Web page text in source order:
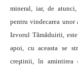
mineral, iar, de
pentru vindecarea unor
Izvorul Tămăduirii,
apoi, cu aceasta se
creştinii, în